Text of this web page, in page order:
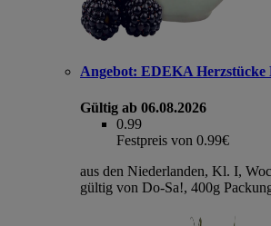
Angebot: EDEKA Herzstücke
Gültig ab 06.08.2026
0.99
Festpreis von 0.99€
aus den Niederlanden, Kl. I,
gültig von Do-Sa!, 400g